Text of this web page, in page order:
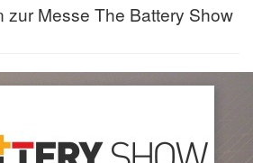
zur Messe The Battery Show